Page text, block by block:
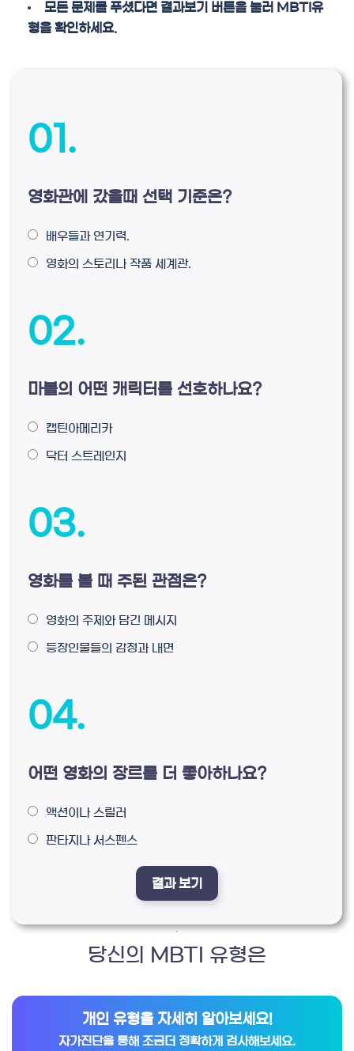
모든 문제를 푸셨다면 결과보기 버튼을 눌러 MBTI유
형을 확인하세요.
01.
영화관에 갔을때 선택 기준은?
배우들과 연기력.
영화의 스토리나 작품 세계관.
02.
마블의 어떤 캐릭터를 선호하나요?
캡틴아메리카
닥터 스트레인지
03.
영화를 볼 때 주된 관점은?
영화의 주제와 담긴 메시지
등장인물들의 감정과 내면
04.
어떤 영화의 장르를 더 좋아하나요?
액션이나 스릴러
판타지나 서스펜스
당신의 MBTI 유형은
개인 유형을 자세히 알아보세요!
자가진단을 통해 조금더 정확하게 검사해보세요.